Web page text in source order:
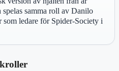
samma roll av Danilo
ledare för Spider-Society i